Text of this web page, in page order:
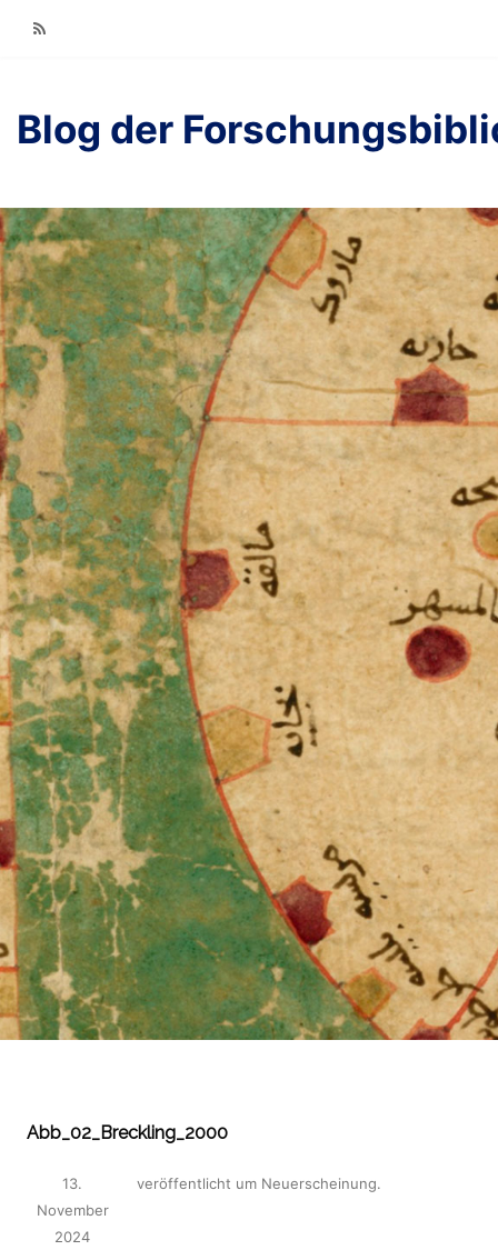
Blog der
Abb_02_Breckling_2000
veröffentlicht
13.
November
2024
um Neuerscheinung.